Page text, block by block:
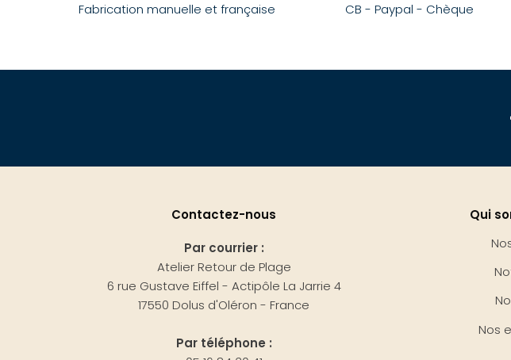
Fabrication manuelle et française
CB - Paypal - Chèque
Contactez-nous
Par courrier :
Atelier Retour de Plage
6 rue Gustave Eiffel - Actipôle La Jarrie 4
17550 Dolus d'Oléron - France
Par téléphone :
Qui
Nos